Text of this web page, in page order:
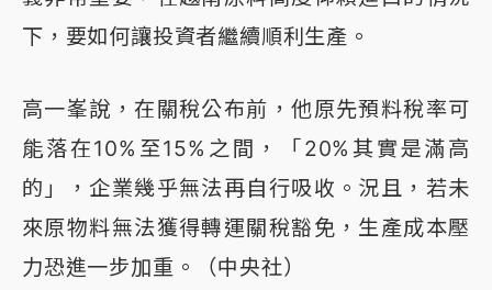
下，要如何讓投資者繼續順利生產。
高一峯說，在關稅公布前，他原先預料稅率可
能落在10%至15%之間，「20%其實是滿高
的」，企業幾乎無法再自行吸收。況且，若未
來原物料無法獲得轉運關稅豁免，生產成本壓
力恐進一步加重。（中央社）